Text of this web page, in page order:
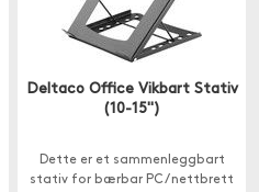
Deltaco Office Vikbart Stativ
(10-15")
Dette er et sammenleggbart
stativ for bærbar PC / nettbrett